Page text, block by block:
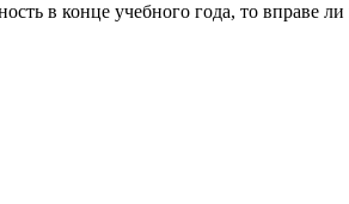
в конце учебного года, то